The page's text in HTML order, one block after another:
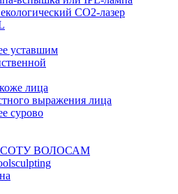
CO2-лазер
уставшим
лица
выражения лица
сурово
ВОЛОСАМ